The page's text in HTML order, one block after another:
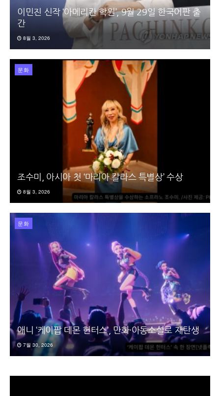
이민진 신작 ‘아메리칸 학원’, 9월 29일 한국어판 출
간
8월 3, 2026
문화
조수미, 아시아 첫 ‘마리아 칼라스 특별상’ 수상
8월 3, 2026
문화
애니 ‘케이팝 데몬 헌터스’, 만화·아동소설로 재탄생
7월 30, 2026